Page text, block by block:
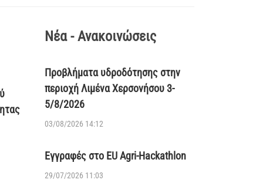
Νέα - Ανακοινώσεις
Προβλήματα υδροδότησης στην
περιοχή Λιμένα Χερσονήσου 3-
5/8/2026
03/08/2026 14:12
Εγγραφές στο EU Agri-Hackathlon
29/07/2026 11:03